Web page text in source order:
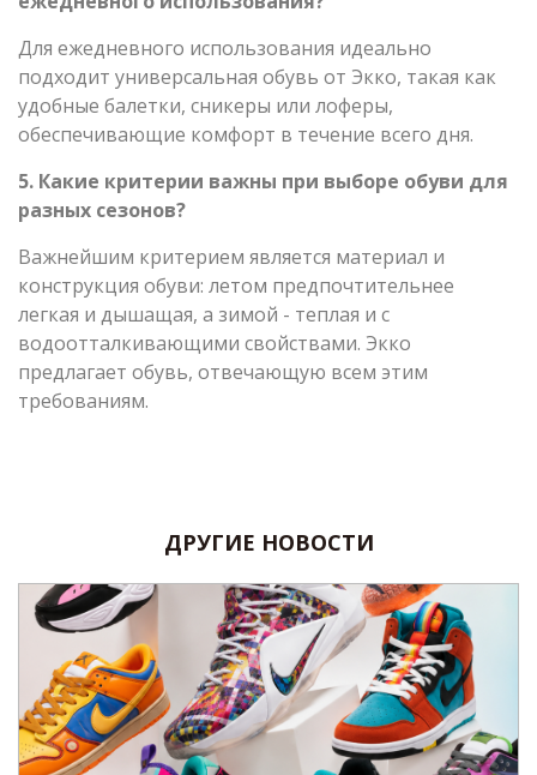
Для ежедневного использования идеально
подходит универсальная обувь от Экко, такая как
удобные балетки, сникеры или лоферы,
обеспечивающие комфорт в течение всего дня.
5. Какие критерии важны при выборе обуви для
разных сезонов?
Важнейшим критерием является материал и
конструкция обуви: летом предпочтительнее
легкая и дышащая, а зимой - теплая и с
водоотталкивающими свойствами. Экко
предлагает обувь, отвечающую всем этим
требованиям.
ДРУГИЕ НОВОСТИ